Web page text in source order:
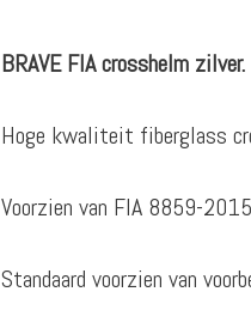
BRAVE FIA crosshelm zilver.
Hoge kwaliteit fiberglass
Voorzien van FIA 8859-
Standaard voorzien van